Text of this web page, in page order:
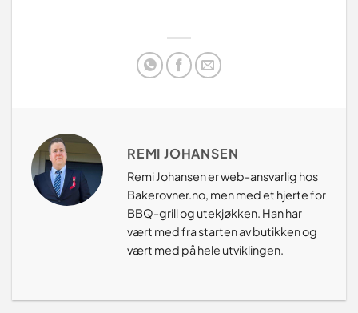
REMI JOHANSEN
Remi Johansen er web-ansvarlig hos
Bakerovner.no, men med et hjerte for
BBQ-grill og utekjøkken. Han har
vært med fra starten av butikken og
vært med på hele utviklingen.